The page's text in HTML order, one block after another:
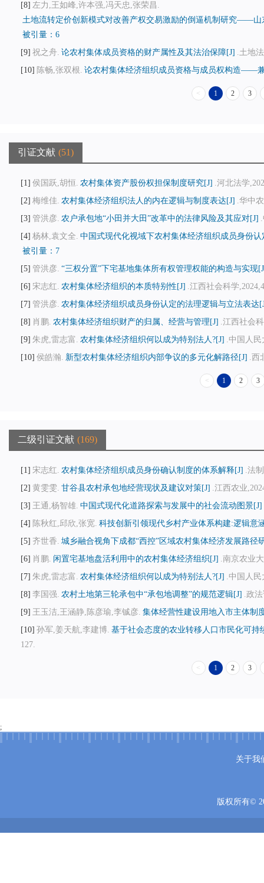
8 左力,王如峰,许本强,冯天忠,张荣昌.
土地流转定价创新模式对改善产权交易激励的倒逼机制研究——
被引量：6
9 祝之舟. 论农村集体成员资格的财产属性及其法治保障[J] .土地
10
陈畅,张双根. 论农村集体经济组织成员资格与成员权构造——
< 1 2 3
引证文献 51
1 侯国跃,胡恒. 农村集体资产股份权担保制度研究[J] .河北法学
2 梅维佳. 农村集体经济组织法人的内在逻辑与制度表达[J] .华中
3 管洪彦. 农户承包地“小田并大田”改革中的法律风险及其应对[J]
4 杨林,袁文全. 中国式现代化视域下农村集体经济组织成员身份
被引量：7
5 管洪彦. “三权分置”下宅基地集体所有权管理权能的构造与实现
6 宋志红. 农村集体经济组织的本质特别性[J] .江西社会科学
7 管洪彦. 农村集体经济组织成员身份认定的法理逻辑与立法表达
8
肖鹏. 农村集体经济组织财产的归属、经营与管理[J] .江西社会
9 朱虎,雷志富. 农村集体经济组织何以成为特别法人?[J] .中国人民
10 侯皓瀚. 新型农村集体经济组织内部争议的多元化解路径[J] .西
< 1 2 3
二级引证文献 169
1 宋志红. 农村集体经济组织成员身份确认制度的体系解释[J] .法
2 黄雯雯. 甘谷县农村承包地经营现状及建议对策[J] .江西农业
3
王通,杨智雄. 中国式现代化道路探索与发展中的社会流动图景[J]
4
陈秋红,邱欣,张宽. 科技创新引领现代乡村产业体系构建:逻辑意
5 齐世香. 城乡融合视角下成都“西控”区域农村集体经济发展路径
6
肖鹏. 闲置宅基地盘活利用中的农村集体经济组织[J] .南京农业
7 朱虎,雷志富. 农村集体经济组织何以成为特别法人?[J] .中国人民
8 李国强. 农村土地第三轮承包中“承包地调整”的规范逻辑[J] .政
9
王玉洁,王涵静,陈彦瑜,李铖彦. 集体经营性建设用地入市主体制
10 孙军,姜天航,李建博. 基于社会态度的农业转移人口市民化可持
127.
< 1 2 3
;
关于我
版权所有©